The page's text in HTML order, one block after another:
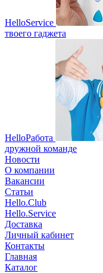
HelloService
твоего гаджета
HelloРабота
дружной команде
Новости
О компании
Вакансии
Статьи
Hello.Club
Hello.Service
Доставка
Личный кабинет
Контакты
Главная
Каталог